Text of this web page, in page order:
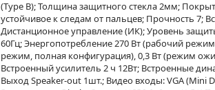
(Type B); Толщина защитного стекла 2мм;
устойчивое к следам от пальцев; Прочность 7;
Дистанционное управление (ИК); Уровень
60Гц; Энергопотребление 270 Вт (рабочий
режим, полная конфигурация), 0,3 Вт (режим
Встроенный усилитель 2 ч 12Вт; Встроенные
Выход Speaker-out 1шт.; Видео входы: VGA (Mini